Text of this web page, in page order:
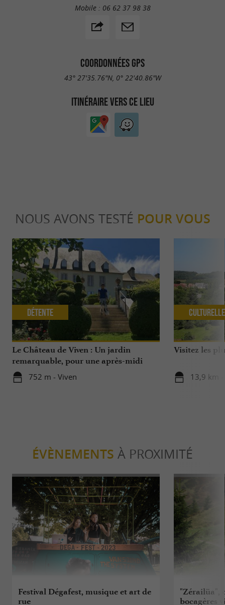
Mobile : 06 62 37 98 38
COORDONNÉES GPS
43° 27'35.76"N, 0° 22'40.86"W
ITINÉRAIRE VERS CE LIEU
NOUS AVONS TESTÉ POUR VOUS
Le Château de Viven : Un jardin
remarquable, pour une après-midi
exquise …
752 m - Viven
Détente
Visitez les
13,9 km
Culturelle
ÉVÈNEMENTS À PROXIMITÉ
Festival Dégafest, musique et art de
rue
"Zérailüa",
bocagères